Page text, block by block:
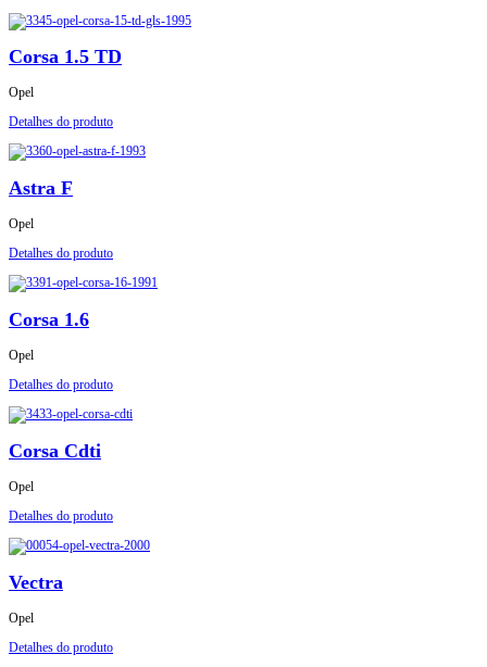
Corsa 1.5 TD
Opel
Detalhes do produto
Astra F
Opel
Detalhes do produto
Corsa 1.6
Opel
Detalhes do produto
Corsa Cdti
Opel
Detalhes do produto
Vectra
Opel
Detalhes do produto